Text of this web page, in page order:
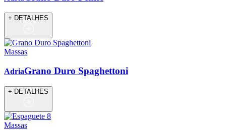
+ DETALHES
Massas
AdriaGrano Duro Spaghettoni
+ DETALHES
Massas